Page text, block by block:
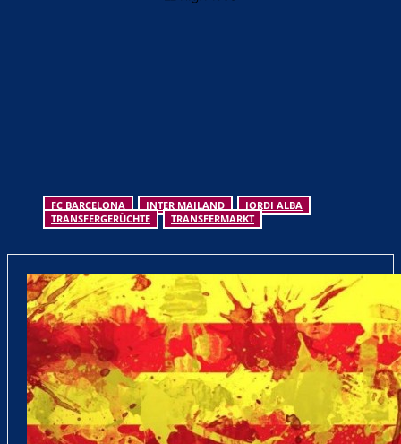
FC BARCELONA INTER MAILAND
JORDI ALBA
TRANSFERGERÜCHTE
TRANSFERMARKT